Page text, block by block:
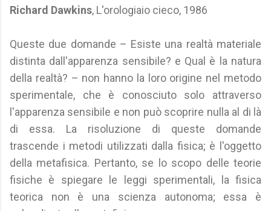
Richard Dawkins, L'orologiaio cieco, 1986
Queste due domande – Esiste una realtà materiale
distinta dall'apparenza sensibile? e Qual è la natura
della realtà? – non hanno la loro origine nel metodo
sperimentale, che è conosciuto solo attraverso
l'apparenza sensibile e non può scoprire nulla al di là
di essa. La risoluzione di queste domande
trascende i metodi utilizzati dalla fisica; è l'oggetto
della metafisica. Pertanto, se lo scopo delle teorie
fisiche è spiegare le leggi sperimentali, la fisica
teorica non è una scienza autonoma; essa è